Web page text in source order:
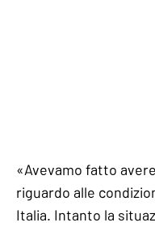
«Avevamo fatto
riguardo alle
Italia. Intanto la